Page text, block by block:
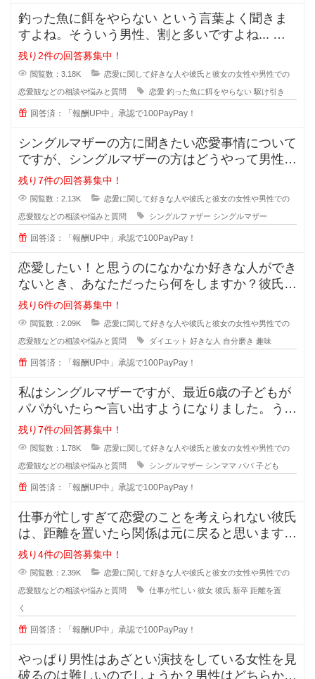
釣った魚に餌をやらない という言葉よく聞きま
すよね。そういう男性、割と多いですよね... な
ぜ付き合った途端に覚めたよう
残り2件の回答募集中！
閲覧数：3.18K 恋愛に関して好きな人や彼氏と彼女の女性や男性での
恋愛観などの相談や悩みと質問 恋愛 釣った魚に餌をやらない 駆け引き
回答済：「報酬UP中」承認で100PayPay！
シングルマザーの方に聞きたい恋愛事情について
ですが、シングルマザーの方はどうやって男性と
会う時間を作っているのでしょうか
残り7件の回答募集中！
閲覧数：2.13K 恋愛に関して好きな人や彼氏と彼女の女性や男性での
恋愛観などの相談や悩みと質問 シングルファザー シングルマザー
回答済：「報酬UP中」承認で100PayPay！
恋愛したい！と思うのになかなか好きな人ができ
ないとき、あなただったら何をしますか？彼氏が
欲しい！彼女がほしい！と思ってい
残り6件の回答募集中！
閲覧数：2.09K 恋愛に関して好きな人や彼氏と彼女の女性や男性での
恋愛観などの相談や悩みと質問 ダイエット 好きな人 自分磨き 趣味
回答済：「報酬UP中」承認で100PayPay！
私はシングルマザーですが、最近6歳の子どもが
パパがいたら〜言い出すようになりました。うち
ではもう元旦那との関係も完全に切
残り7件の回答募集中！
閲覧数：1.78K 恋愛に関して好きな人や彼氏と彼女の女性や男性での
恋愛観などの相談や悩みと質問 シングルマザー シンママ パパ 子ども
回答済：「報酬UP中」承認で100PayPay！
仕事が忙しすぎて恋愛のことを考えられない彼氏
は、距離を置いたら関係は元に戻ると思いますか
？また元に戻る時はどんな時でしょ
残り4件の回答募集中！
閲覧数：2.39K 恋愛に関して好きな人や彼氏と彼女の女性や男性での
恋愛観などの相談や悩みと質問 仕事が忙しい 彼女 彼氏 新卒 距離を置
く
回答済：「報酬UP中」承認で100PayPay！
やっぱり男性はあざとい演技をしている女性を見
破るのは難しいのでしょうか？男性はどちらかと